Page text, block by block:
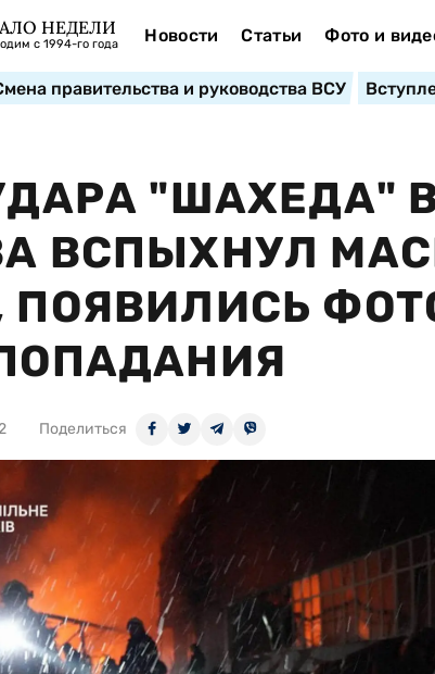
НЕДЕЛИ
с 1994-го года Новости Статьи Фото и
правительства и руководства ВСУ
"ШАХЕДА"
ВСПЫХНУЛ
Поделиться